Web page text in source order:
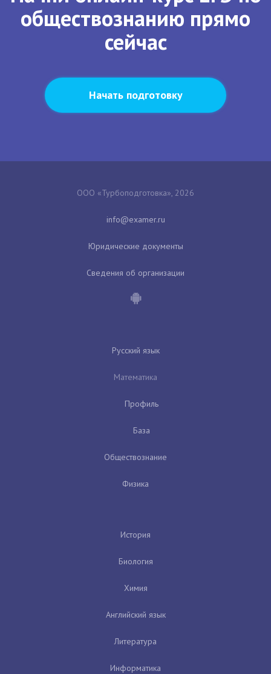
обществознанию прямо
сейчас
Начать подготовку
ООО «Турбоподготовка», 2026
Юридические документы
Сведения об организации
Русский язык
Математика
Профиль
База
Обществознание
Физика
История
Биология
Химия
Английский язык
Литература
Информатика